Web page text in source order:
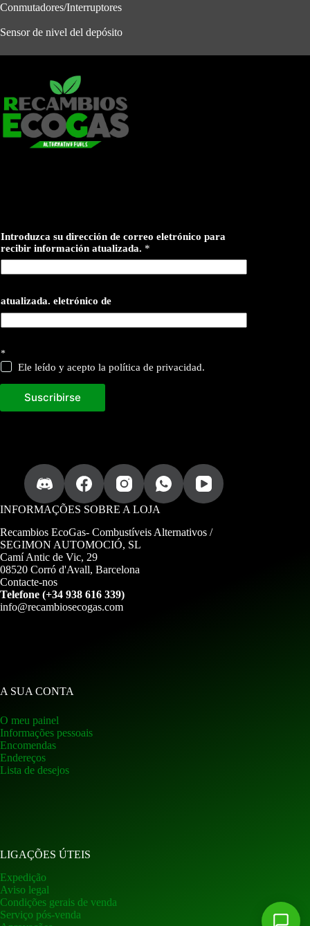
Conmutadores/Interruptores
Sensor de nivel del depósito
Introduzca su dirección de correo eletrónico para
recibir información atualizada. *
atualizada. eletrónico de
*
Ele leído y acepto la política de privacidad.
Suscribirse
INFORMAÇÕES SOBRE A LOJA
Recambios EcoGas- Combustíveis Alternativos /
SEGIMON AUTOMOCIÓ, SL
Camí Antic de Vic, 29
08520 Corró d'Avall, Barcelona
Contacte-nos
Telefone (+34 938 616 339)
info@recambiosecogas.com
A SUA CONTA
O meu painel
Informações pessoais
Encomendas
Endereços
Lista de desejos
LIGAÇÕES ÚTEIS
Expedição
Aviso legal
Condições gerais de venda
Serviço pós-venda